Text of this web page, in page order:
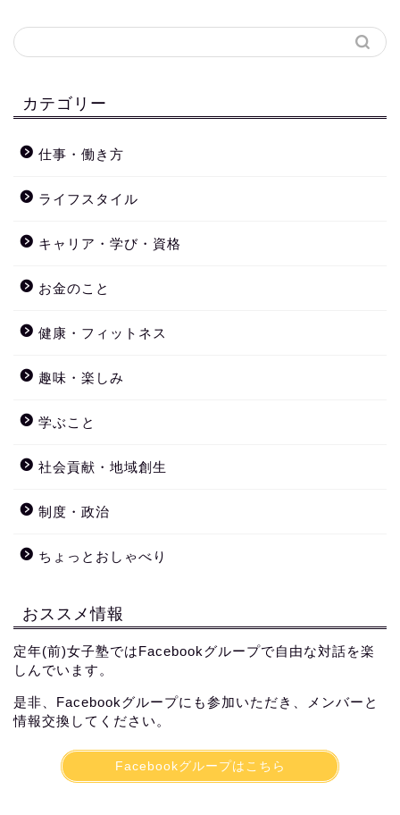
カテゴリー
仕事・働き方
ライフスタイル
キャリア・学び・資格
お金のこと
健康・フィットネス
趣味・楽しみ
学ぶこと
社会貢献・地域創生
制度・政治
ちょっとおしゃべり
おススメ情報
定年(前)女子塾ではFacebookグループで自由な対話を楽
しんでいます。
是非、Facebookグループにも参加いただき、メンバーと
情報交換してください。
Facebookグループはこちら